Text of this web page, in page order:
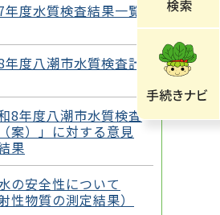
年度水質検査結果一覧
年度八潮市水質検査計
和8年度八潮市水質検査
案）」に対する意見
果
の安全性について
性物質の測定結果）